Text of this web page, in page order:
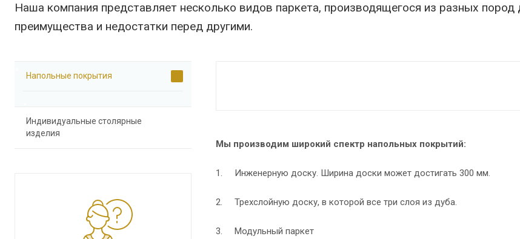
Наша компания представляет несколько видов паркета, производящегося из разных
преимущества и недостатки перед другими.
Напольные покрытия
Индивидуальные столярные
изделия
Мы производим широкий спектр напольных покрытий:
1. Инженерную доску. Ширина доски может достигать 300 мм.
2. Трехслойную доску, в которой все три слоя из дуба.
3. Модульный паркет